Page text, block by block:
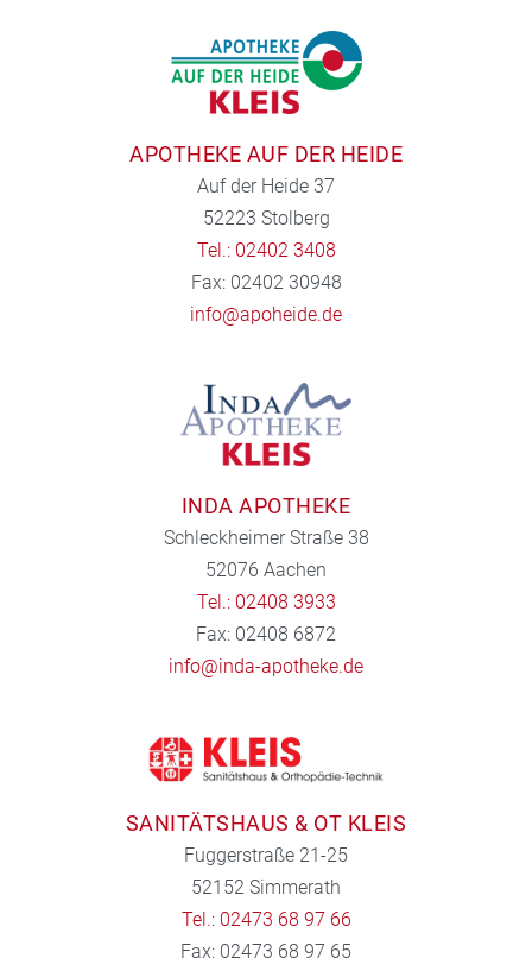
APOTHEKE AUF DER HEIDE
Auf der Heide 37
52223 Stolberg
Tel.: 02402 3408
Fax: 02402 30948
info@apoheide.de
INDA APOTHEKE
Schleckheimer Straße 38
52076 Aachen
Tel.: 02408 3933
Fax: 02408 6872
info@inda-apotheke.de
SANITÄTSHAUS & OT KLEIS
Fuggerstraße 21-25
52152 Simmerath
Tel.: 02473 68 97 66
Fax: 02473 68 97 65